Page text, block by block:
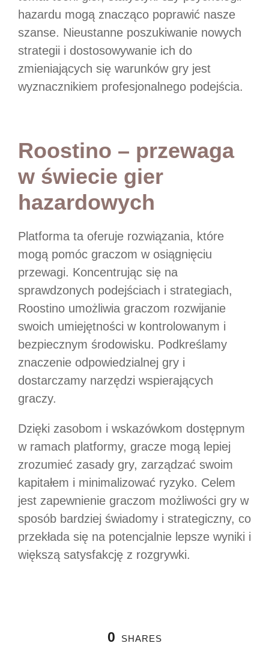
hazardu mogą znacząco poprawić nasze
szanse. Nieustanne poszukiwanie nowych
strategii i dostosowywanie ich do
zmieniających się warunków gry jest
wyznacznikiem profesjonalnego podejścia.
Roostino – przewaga
w świecie gier
hazardowych
Platforma ta oferuje rozwiązania, które
mogą pomóc graczom w osiągnięciu
przewagi. Koncentrując się na
sprawdzonych podejściach i strategiach,
Roostino umożliwia graczom rozwijanie
swoich umiejętności w kontrolowanym i
bezpiecznym środowisku. Podkreślamy
znaczenie odpowiedzialnej gry i
dostarczamy narzędzi wspierających
graczy.
Dzięki zasobom i wskazówkom dostępnym
w ramach platformy, gracze mogą lepiej
zrozumieć zasady gry, zarządzać swoim
kapitałem i minimalizować ryzyko. Celem
jest zapewnienie graczom możliwości gry w
sposób bardziej świadomy i strategiczny, co
przekłada się na potencjalnie lepsze wyniki i
większą satysfakcję z rozgrywki.
0 SHARES